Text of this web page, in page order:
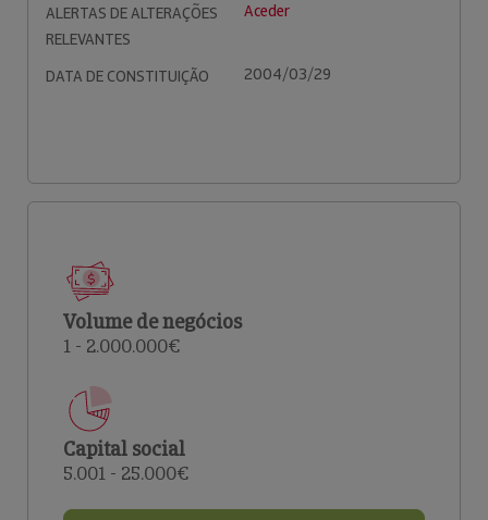
ALERTAS DE ALTERAÇÕES
RELEVANTES
Aceder
DATA DE CONSTITUIÇÃO 2004/03/29
Volume de negócios
1 - 2.000.000€
Capital social
5.001 - 25.000€